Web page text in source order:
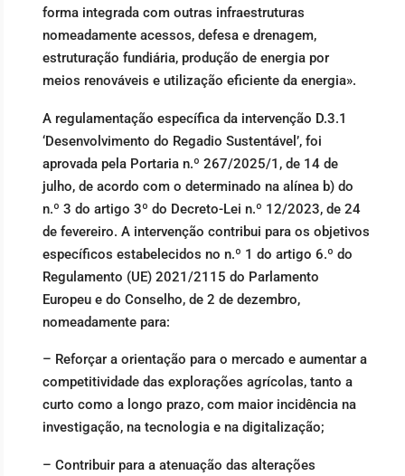
forma integrada com outras infraestruturas
nomeadamente acessos, defesa e drenagem,
estruturação fundiária, produção de energia por
meios renováveis e utilização eficiente da energia».
A regulamentação específica da intervenção D.3.1
‘Desenvolvimento do Regadio Sustentável’, foi
aprovada pela Portaria n.º 267/2025/1, de 14 de
julho, de acordo com o determinado na alínea b) do
n.º 3 do artigo 3º do Decreto-Lei n.º 12/2023, de 24
de fevereiro. A intervenção contribui para os objetivos
específicos estabelecidos no n.º 1 do artigo 6.º do
Regulamento (UE) 2021/2115 do Parlamento
Europeu e do Conselho, de 2 de dezembro,
nomeadamente para:
– Reforçar a orientação para o mercado e aumentar a
competitividade das explorações agrícolas, tanto a
curto como a longo prazo, com maior incidência na
investigação, na tecnologia e na digitalização;
– Contribuir para a atenuação das alterações